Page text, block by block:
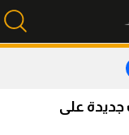
جديدة على